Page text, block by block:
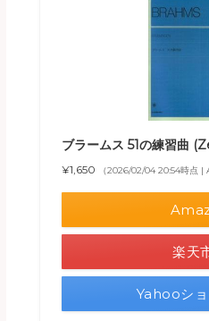
ブラームス 51の練習曲
¥1,650 （2026/02/04 20:54時点 |
楽天
Yahooシ